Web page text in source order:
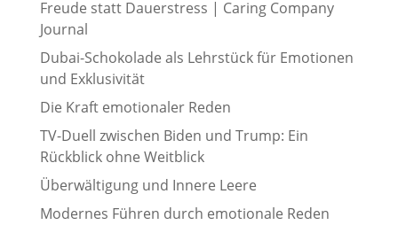
Freude statt Dauerstress | Caring Company
Journal
Dubai-Schokolade als Lehrstück für Emotionen
und Exklusivität
Die Kraft emotionaler Reden
TV-Duell zwischen Biden und Trump: Ein
Rückblick ohne Weitblick
Überwältigung und Innere Leere
Modernes Führen durch emotionale Reden